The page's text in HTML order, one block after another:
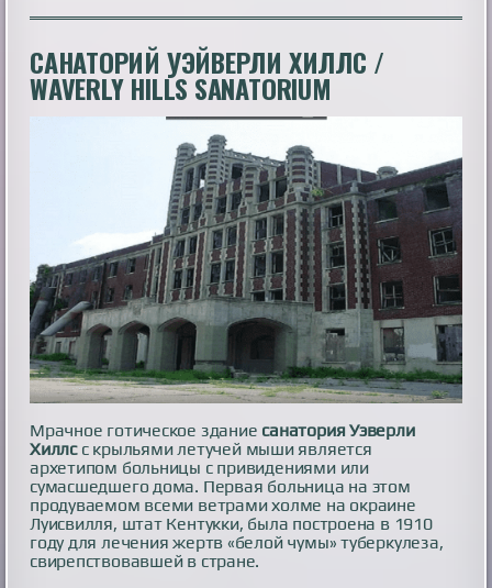
САНАТОРИЙ УЭЙВЕРЛИ ХИЛЛС /
WAVERLY HILLS SANATORIUM
Мрачное готическое здание санатория Уэверли
Хиллсс крыльями летучей мыши является
архетипом больницы с привидениями или
сумасшедшего дома. Первая больница на этом
продуваемом всеми ветрами холме на окраине
Луисвилля, штат Кентукки, была построена в 1910
году для лечения жертв «белой чумы» туберкулеза,
свирепствовавшей в стране.